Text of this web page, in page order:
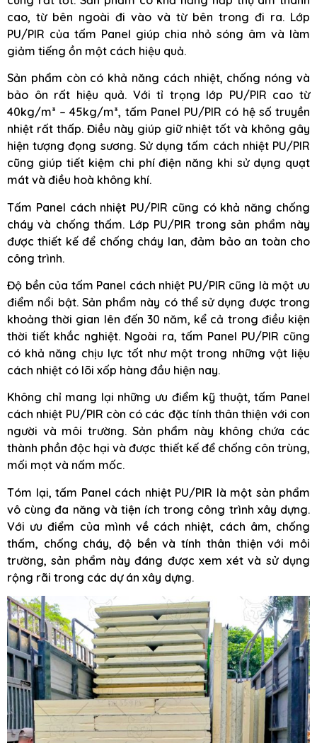
cao, từ bên ngoài đi vào và từ bên trong đi ra. Lớp
PU/PIR của tấm Panel giúp chia nhỏ sóng âm và làm
giảm tiếng ồn một cách hiệu quả.
Sản phẩm còn có khả năng cách nhiệt, chống nóng và
bảo ôn rất hiệu quả. Với tỉ trọng lớp PU/PIR cao từ
40kg/m³ – 45kg/m³, tấm Panel PU/PIR có hệ số truyền
nhiệt rất thấp. Điều này giúp giữ nhiệt tốt và không gây
hiện tượng đọng sương. Sử dụng tấm cách nhiệt PU/PIR
cũng giúp tiết kiệm chi phí điện năng khi sử dụng quạt
mát và điều hoà không khí.
Tấm Panel cách nhiệt PU/PIR cũng có khả năng chống
cháy và chống thấm. Lớp PU/PIR trong sản phẩm này
được thiết kế để chống cháy lan, đảm bảo an toàn cho
công trình.
Độ bền của tấm Panel cách nhiệt PU/PIR cũng là một ưu
điểm nổi bật. Sản phẩm này có thể sử dụng được trong
khoảng thời gian lên đến 30 năm, kể cả trong điều kiện
thời tiết khắc nghiệt. Ngoài ra, tấm Panel PU/PIR cũng
có khả năng chịu lực tốt như một trong những vật liệu
cách nhiệt có lõi xốp hàng đầu hiện nay.
Không chỉ mang lại những ưu điểm kỹ thuật, tấm Panel
cách nhiệt PU/PIR còn có các đặc tính thân thiện với con
người và môi trường. Sản phẩm này không chứa các
thành phần độc hại và được thiết kế để chống côn trùng,
mối mọt và nấm mốc.
Tóm lại, tấm Panel cách nhiệt PU/PIR là một sản phẩm
vô cùng đa năng và tiện ích trong công trình xây dựng.
Với ưu điểm của mình về cách nhiệt, cách âm, chống
thấm, chống cháy, độ bền và tính thân thiện với môi
trường, sản phẩm này đáng được xem xét và sử dụng
rộng rãi trong các dự án xây dựng.